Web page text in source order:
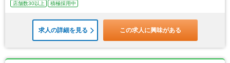
店舗数30以上
積極採用中
求人の詳細を見る この求人に興味がある